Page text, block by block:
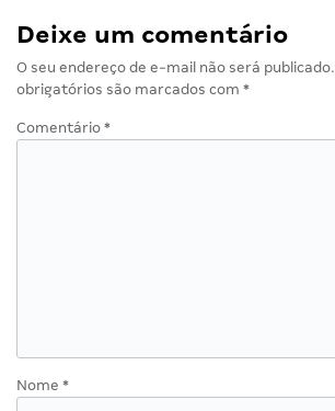
Deixe um comentário
O seu endereço de e-mail não será publicado.
obrigatórios são marcados com *
Comentário *
Nome *